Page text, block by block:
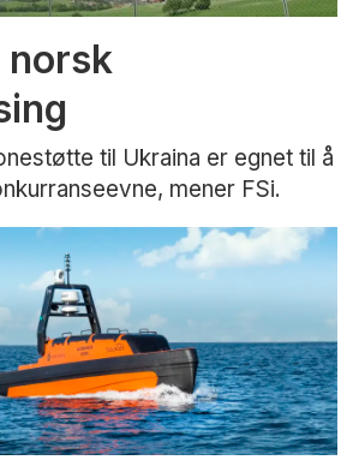
til Ukraina er egnet til å
mener FSi.